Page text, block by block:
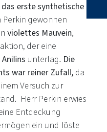
erste synthetische
Perkin gewonnen
violettes Mauvein,
der eine
Anilins unterlag. Die
war reiner Zufall, da
Versuch zur
Herr Perkin erwies
Entdeckung
ein und löste